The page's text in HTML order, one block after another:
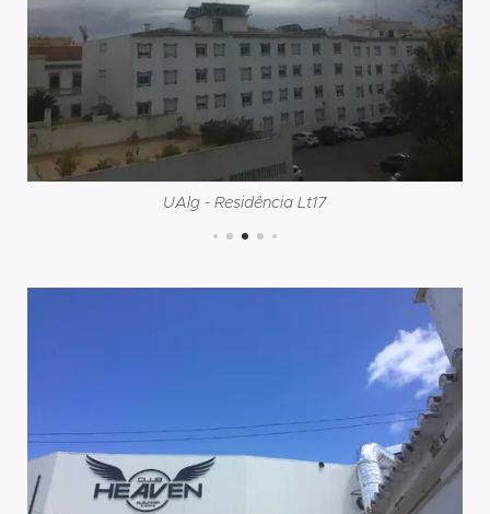
UAlg - Residência Lt17